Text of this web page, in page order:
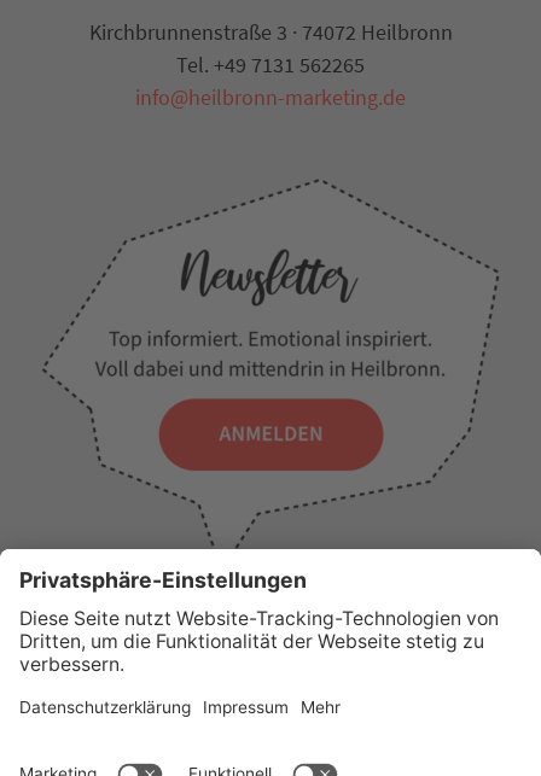
WICHTIGE LINKS
PresseWir über unsTourist-Information
Kirchbrunnenstraße 3 · 74072 Heilbronn
Tel. +49 7131 562265
info@heilbronn-marketing.de